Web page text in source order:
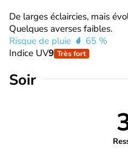
De larges éclaircies, mais
Quelques averses faibles.
Risque de pluie
65 %
Indice UV9 Très fort
Soir